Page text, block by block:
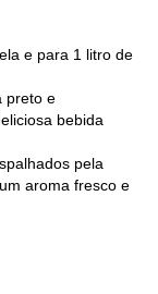
e para 1 litro de
preto e
bebida
pela
aroma fresco e